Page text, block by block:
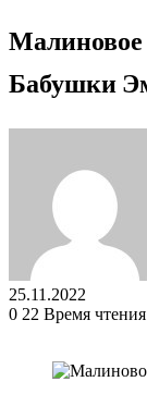
Бабушки
25.11.2022
0 22 Время